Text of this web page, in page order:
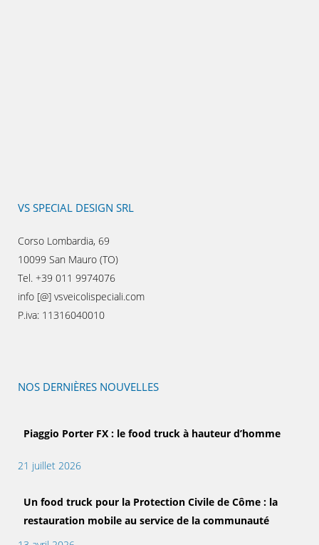
VS SPECIAL DESIGN SRL
Corso Lombardia, 69
10099 San Mauro (TO)
Tel. +39 011 9974076
info [@] vsveicolispeciali.com
P.iva: 11316040010
NOS DERNIÈRES NOUVELLES
Piaggio Porter FX : le food truck à hauteur d’homme
21 juillet 2026
Un food truck pour la Protection Civile de Côme : la
restauration mobile au service de la communauté